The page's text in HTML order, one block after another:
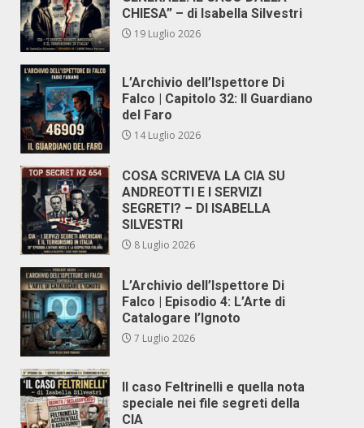
CHIESA” – di Isabella Silvestri
19 Luglio 2026
L’Archivio dell’Ispettore Di
Falco | Capitolo 32: Il Guardiano
del Faro
14 Luglio 2026
COSA SCRIVEVA LA CIA SU
ANDREOTTI E I SERVIZI
SEGRETI? – DI ISABELLA
SILVESTRI
8 Luglio 2026
L’Archivio dell’Ispettore Di
Falco | Episodio 4: L’Arte di
Catalogare l’Ignoto
7 Luglio 2026
Il caso Feltrinelli e quella nota
speciale nei file segreti della
CIA